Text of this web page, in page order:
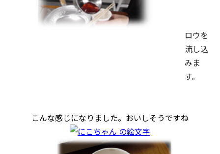
ロウを
流し込
みま
す。
こんな感じになりました。おいしそうですね